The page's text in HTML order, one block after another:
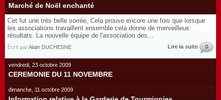
Marché de Noël enchanté
Cet fut une très belle soirée, Cela prouve encore une fois que lorsque
les associations travaillent ensemble cela donne de merveilleux
résultats. La nouvelle équipe de l'association des...
Écrit parAlain DUCHESNE Lire la suite 0
vendredi, 23 octobre 2009
CEREMONIE DU 11 NOVEMBRE
dimanche, 11 octobre 2009